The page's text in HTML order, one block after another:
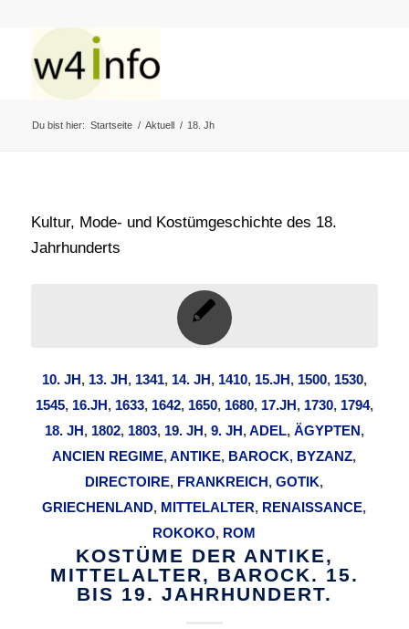
Du bist hier: Startseite / Aktuell / 18. Jh
Kultur, Mode- und Kostümgeschichte des 18.
Jahrhunderts
10. JH, 13. JH, 1341, 14. JH, 1410, 15.JH, 1500, 1530,
1545, 16.JH, 1633, 1642, 1650, 1680, 17.JH, 1730, 1794,
18. JH, 1802, 1803, 19. JH, 9. JH,ADEL, ÄGYPTEN,
ANCIEN REGIME,ANTIKE, BAROCK, BYZANZ,
DIRECTOIRE, FRANKREICH,GOTIK,
GRIECHENLAND, MITTELALTER, RENAISSANCE,
ROKOKO, ROM
KOSTÜME DER ANTIKE,
MITTELALTER, BAROCK. 15.
BIS 19. JAHRHUNDERT.